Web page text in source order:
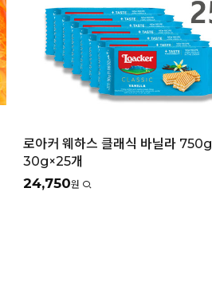
로아커 웨하스 클래식 바닐라 750g
30g×25개
24,750원